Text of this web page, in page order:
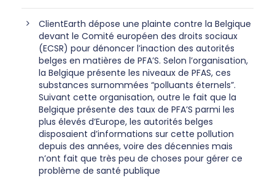
ClientEarth dépose une plainte contre la Belgique
devant le Comité européen des droits sociaux
(ECSR) pour dénoncer l’inaction des autorités
belges en matières de PFA’S. Selon l’organisation,
la Belgique présente les niveaux de PFAS, ces
substances surnommées “polluants éternels”.
Suivant cette organisation, outre le fait que la
Belgique présente des taux de PFA’S parmi les
plus élevés d’Europe, les autorités belges
disposaient d’informations sur cette pollution
depuis des années, voire des décennies mais
n’ont fait que très peu de choses pour gérer ce
problème de santé publique